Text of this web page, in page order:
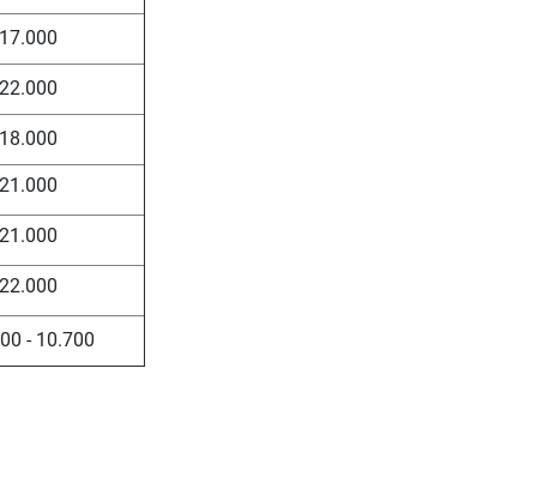
17.000
22.000
18.000
21.000
21.000
22.000
- 10.700